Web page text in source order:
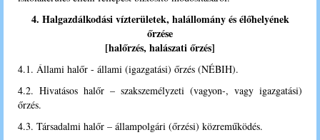
4. Halgazdálkodási vízterületek, halállomány és élőhelyének
őrzése
[halőrzés, halászati őrzés]
4.1. Állami halőr - állami (igazgatási) őrzés (NÉBIH).
4.2. Hivatásos halőr – szakszemélyzeti (vagyon-, vagy igazgatási)
őrzés.
4.3. Társadalmi halőr – állampolgári (őrzési) közreműködés.